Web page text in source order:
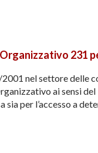
231
2001 nel settore delle
ai sensi del
sia per l’accesso a